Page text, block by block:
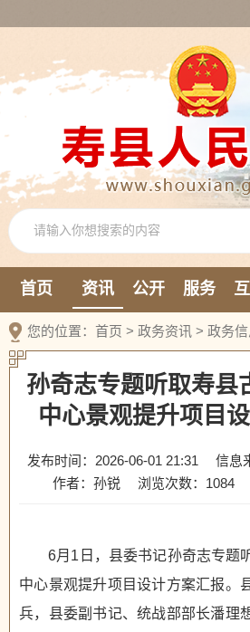
首页 资讯 公开 服务
新媒体
您的位置： 首页 > 政务资讯 > 政务
孙奇志专题听取寿县
中心景观提升项目
发布时间：2026-06-01 21:31
信息
作者：孙锐
浏览次数： 1084
6月1日，县委书记孙奇志专题
中心景观提升项目设计方案汇报。
兵，县委副书记、统战部部长潘理